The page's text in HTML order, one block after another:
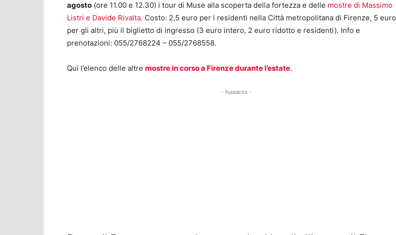
agosto (ore 11.00 e 12.30) i tour di Muse alla scoperta della fortezza e delle mostre di Massimo
Listri e Davide Rivalta. Costo: 2,5 euro per i residenti nella Città metropolitana di Firenze, 5 euro
per gli altri, più il biglietto di ingresso (3 euro intero, 2 euro ridotto e residenti). Info e
prenotazioni: 055/2768224 – 055/2768558.
Qui l’elenco delle altre mostre in corso a Firenze durante l’estate.
- Pubblicità -